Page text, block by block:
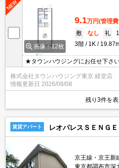
画像：12枚
9.1万円(管理
敷
なし 礼
3階
1K
★タウンハウジングにお任せ下さ
国賃貸新聞2026年掲載)★
株式会社タウンハウジング東京 経堂店
情報更新日 2026/08/08
残り3件を
賃貸アパート レオパレスＳＥＮＧＥ
京王線・京王新
東京都調布市深